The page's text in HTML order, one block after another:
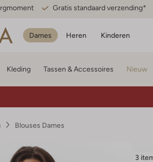
Gratis standaard verzending*
Dames Heren Kinderen
Kleding Tassen & Accessoires Nieuw
Blouses Dames
3